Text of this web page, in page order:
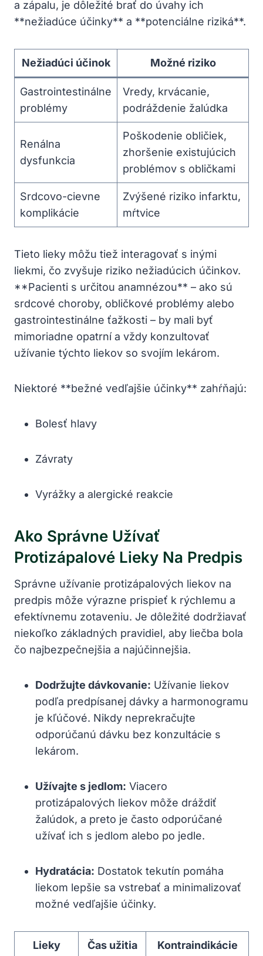
a zápalu, je dôležité brať do úvahy ich
**nežiadúce účinky** a **potenciálne riziká**.
Nežiadúci účinok Možné riziko
Gastrointestinálne
problémy
Vredy, krvácanie,
podráždenie žalúdka
Renálna
dysfunkcia
Poškodenie obličiek,
zhoršenie existujúcich
problémov s obličkami
Srdcovo-cievne
komplikácie
Zvýšené riziko infarktu,
mŕtvice
Tieto lieky môžu tiež interagovať s inými
liekmi, čo zvyšuje riziko nežiadúcich účinkov.
**Pacienti s určitou anamnézou** – ako sú
srdcové choroby, obličkové problémy alebo
gastrointestinálne ťažkosti – by mali byť
mimoriadne opatrní a vždy konzultovať
užívanie týchto liekov so svojím lekárom.
Niektoré **bežné vedľajšie účinky** zahŕňajú:
Bolesť hlavy
Závraty
Vyrážky a alergické reakcie
Ako Správne Užívať
Protizápalové Lieky Na Predpis
Správne užívanie protizápalových liekov na
predpis môže výrazne prispieť k rýchlemu a
efektívnemu zotaveniu. Je dôležité dodržiavať
niekoľko základných pravidiel, aby liečba bola
čo najbezpečnejšia a najúčinnejšia.
Dodržujte dávkovanie: Užívanie liekov
podľa predpísanej dávky a harmonogramu
je kľúčové. Nikdy neprekračujte
odporúčanú dávku bez konzultácie s
lekárom.
Užívajte s jedlom: Viacero
protizápalových liekov môže dráždiť
žalúdok, a preto je často odporúčané
užívať ich s jedlom alebo po jedle.
Hydratácia: Dostatok tekutín pomáha
liekom lepšie sa vstrebať a minimalizovať
možné vedľajšie účinky.
Lieky Čas užitia Kontraindikácie